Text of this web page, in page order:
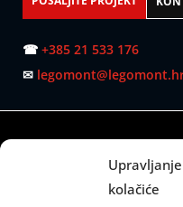
kolačiće
☎ +385 21 533 176
✉